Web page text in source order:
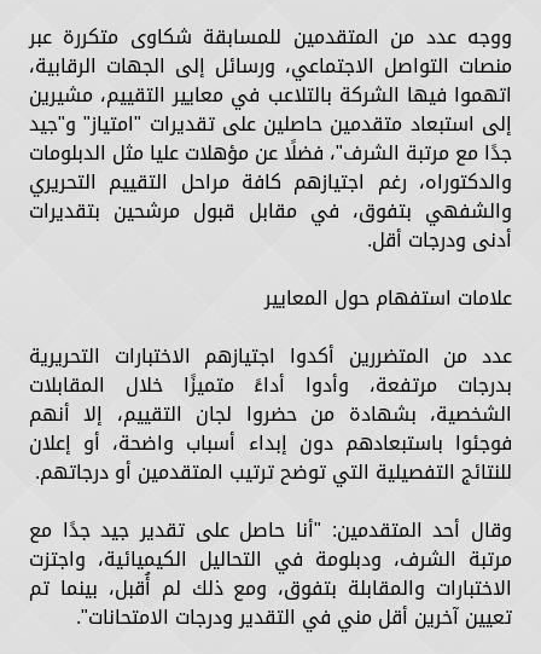
ووجه عدد من المتقدمين للمسابقة شكاوى متكررة عبر
منصات التواصل الاجتماعي، ورسائل إلى الجهات الرقابية،
اتهموا فيها الشركة بالتلاعب في معايير التقييم، مشيرين
إلى استبعاد متقدمين حاصلين على تقديرات "امتياز" و"جيد
جدًا مع مرتبة الشرف"، فضلًا عن مؤهلات عليا مثل الدبلومات
والدكتوراه، رغم اجتيازهم كافة مراحل التقييم التحريري
والشفهي بتفوق، في مقابل قبول مرشحين بتقديرات
أدنى ودرجات أقل.
علامات استفهام حول المعايير
عدد من المتضررين أكدوا اجتيازهم الاختبارات التحريرية
بدرجات مرتفعة، وأدوا أداءً متميزًا خلال المقابلات
الشخصية، بشهادة من حضروا لجان التقييم، إلا أنهم
فوجئوا باستبعادهم دون إبداء أسباب واضحة، أو إعلان
للنتائج التفصيلية التي توضح ترتيب المتقدمين أو درجاتهم.
وقال أحد المتقدمين: "أنا حاصل على تقدير جيد جدًا مع
مرتبة الشرف، ودبلومة في التحاليل الكيميائية، واجتزت
الاختبارات والمقابلة بتفوق، ومع ذلك لم أُقبل، بينما تم
تعيين آخرين أقل مني في التقدير ودرجات الامتحانات".